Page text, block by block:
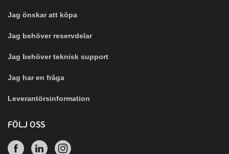
Jag önskar att köpa
Jag behöver reservdelar
Jag behöver teknisk support
Jag har en fråga
Leverantörsinformation
FÖLJ OSS